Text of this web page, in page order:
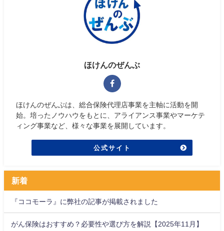
ほけんのぜんぶ
ほけんのぜんぶは、総合保険代理店事業を主軸に活動を開
始。培ったノウハウをもとに、アライアンス事業やマーケテ
ィング事業など、様々な事業を展開しています。
公式サイト
新着
『ココモーラ』に弊社の記事が掲載されました
がん保険はおすすめ？必要性や選び方を解説【2025年11月】